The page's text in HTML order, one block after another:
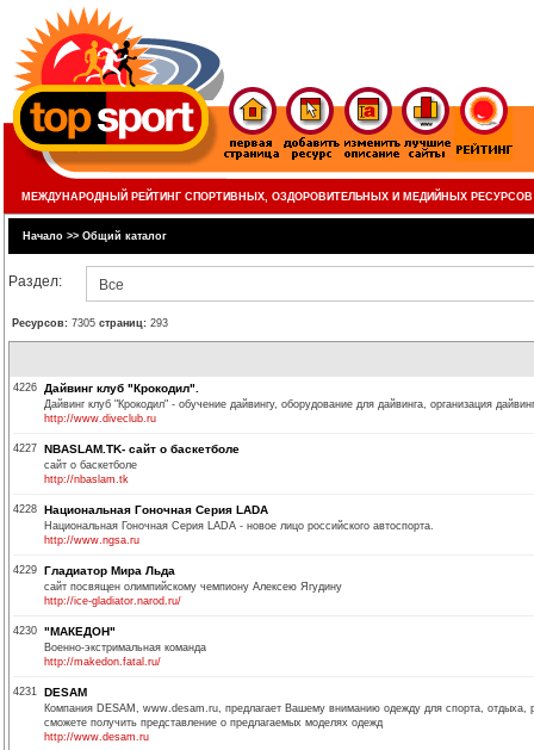
МЕЖДУНАРОДНЫЙ РЕЙТИНГ СПОРТИВНЫХ, ОЗДОРОВИТЕЛЬНЫХ И МЕДИЙНЫХ РЕСУРСОВ
Начало >> Общий каталог
Раздел: Все
Ресурсов: 7305 страниц: 293
4226 Дайвинг клуб "Крокодил".
Дайвинг клуб "Крокодил" - обучение дайвингу, оборудование для дайвинга, организация
http://www.diveclub.ru
4227 NBASLAM.TK- сайт о баскетболе
сайт о баскетболе
http://nbaslam.tk
4228 Национальная Гоночная Серия LADA
Национальная Гоночная Серия LADA - новое лицо российского автоспорта.
http://www.ngsa.ru
4229 Гладиатор Мира Льда
сайт посвящен олимпийскому чемпиону Алексею Ягудину
http://ice-gladiator.narod.ru/
4230 "МАКЕДОН"
Военно-экстримальная команда
http://makedon.fatal.ru/
4231 DESAM
Компания DESAM, www.desam.ru, предлагает Вашему вниманию одежду для спорта, отдыха,
сможете получить представление о предлагаемых моделях одежд
http://www.desam.ru